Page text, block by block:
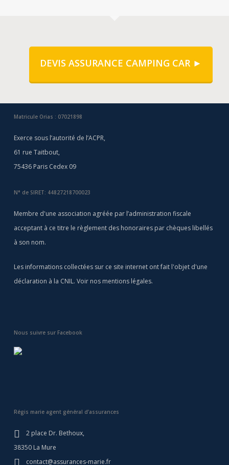
DEVIS ASSURANCE CAMPING CAR ►
Matricule Orias : 07021898
Exerce sous l’autorité de l’ACPR,
61 rue Taitbout,
75436 Paris Cedex 09
N° de SIRET: 44827218700023
Membre d'une association agréée par l’administration fiscale
acceptant à ce titre le règlement des honoraires par chèques libellés
à son nom.
Les informations collectées sur ce site internet ont fait l'objet d'une
déclaration à la CNIL. Voir nos mentions légales.
Nous suivre sur Facebook
Régis marie agent général d’assurances
2 place Dr. Bethoux,
38350 La Mure
contact@assurances-marie.fr